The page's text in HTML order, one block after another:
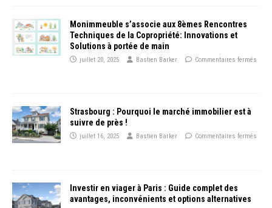
Monimmeuble s’associe aux 8èmes Rencontres
Techniques de la Copropriété: Innovations et
Solutions à portée de main
juillet 20, 2025 Bastien Barker Commentaires fermés
Strasbourg : Pourquoi le marché immobilier est à
suivre de près !
juillet 16, 2025 Bastien Barker Commentaires fermés
Investir en viager à Paris : Guide complet des
avantages, inconvénients et options alternatives